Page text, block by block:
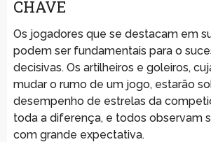
CHAVE
Os jogadores que se destacam em
podem ser fundamentais para o
decisivas. Os artilheiros e goleiros,
mudar o rumo de um jogo, estarão
desempenho de estrelas da
toda a diferença, e todos observam
com grande expectativa.